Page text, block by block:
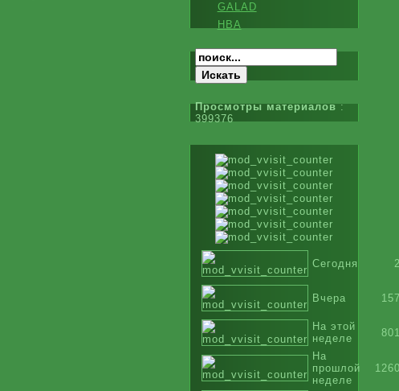
GALAD
НВА
Просмотры материалов:
399376
Сегодня
Вчера
На этой
неделе
На
прошлой
неделе